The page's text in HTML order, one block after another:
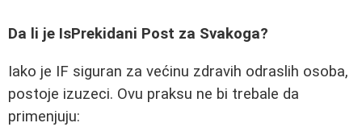
Da li je IsPrekidani Post za Svakoga?
Iako je IF siguran za većinu zdravih odraslih osoba,
postoje izuzeci. Ovu praksu ne bi trebale da
primenjuju: